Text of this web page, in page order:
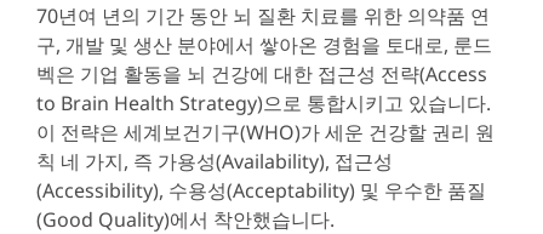
70년여 년의 기간 동안 뇌 질환 치료를 위한 의약품 연
구, 개발 및 생산 분야에서 쌓아온 경험을 토대로, 룬드
벡은 기업 활동을 뇌 건강에 대한 접근성 전략(Access
to Brain Health Strategy)으로 통합시키고 있습니다.
이 전략은 세계보건기구(WHO)가 세운 건강할 권리 원
칙 네 가지, 즉 가용성(Availability), 접근성
(Accessibility), 수용성(Acceptability) 및 우수한 품질
(Good Quality)에서 착안했습니다.